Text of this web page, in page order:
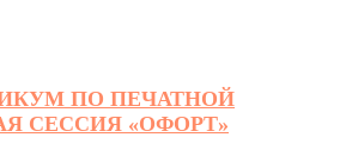
ПО ПЕЧАТНОЙ
СЕССИЯ «ОФОРТ»